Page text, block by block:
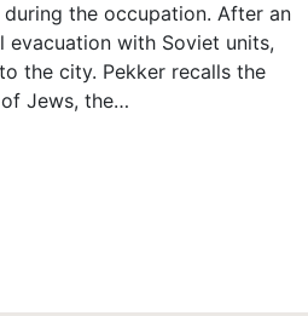
the occupation. After an
evacuation with Soviet units,
the city. Pekker recalls the
Jews, the…